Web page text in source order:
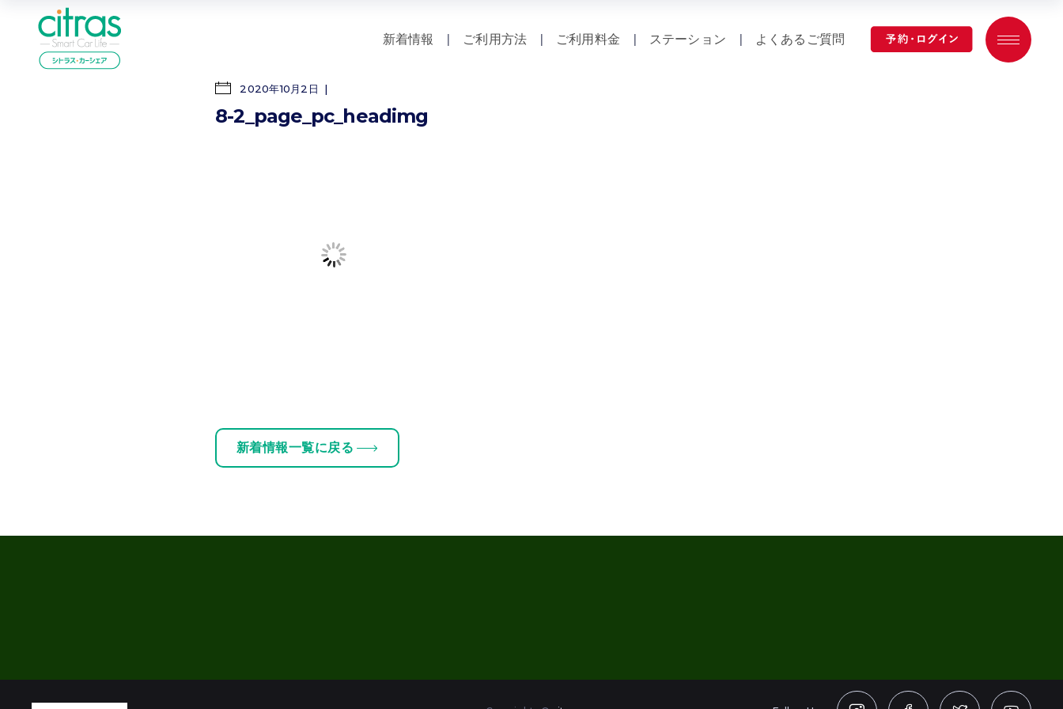
新着情報 | ご利用方法 | ご利用料金 | ステーション | よくあるご質問
2020年10月2日
8-2_page_pc_headimg
新着情報一覧に戻る